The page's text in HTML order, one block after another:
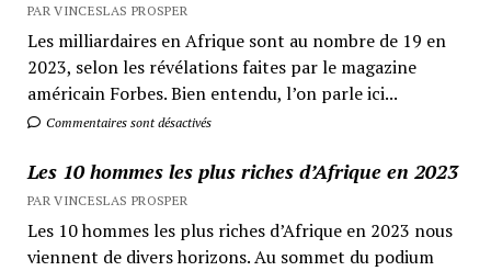
PAR VINCESLAS PROSPER
Les milliardaires en Afrique sont au nombre de 19 en
2023, selon les révélations faites par le magazine
américain Forbes. Bien entendu, l’on parle ici...
Commentaires sont désactivés
Les 10 hommes les plus riches d’Afrique en 2023
PAR VINCESLAS PROSPER
Les 10 hommes les plus riches d’Afrique en 2023 nous
viennent de divers horizons. Au sommet du podium